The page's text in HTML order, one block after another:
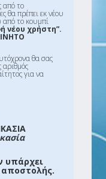
από το
θα πρέπει εκ νέου
από το κουμπί
νέου χρήστη”.
θα σας
αριθμός
για να
υπάρχει
αποστολής.